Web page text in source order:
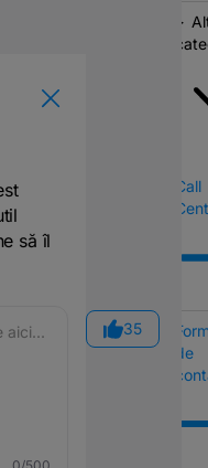
Call
de
să îl
35